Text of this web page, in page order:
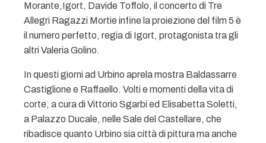
Morante,Igort, Davide Toffolo, il concerto di Tre
Allegri Ragazzi Mortie infine la proiezione del film 5 è
il numero perfetto, regia di Igort, protagonista tra gli
altri Valeria Golino.
In questi giorni ad Urbino aprela mostra Baldassarre
Castiglione e Raffaello. Volti e momenti della vita di
corte, a cura di Vittorio Sgarbi ed Elisabetta Soletti,
a Palazzo Ducale, nelle Sale del Castellare, che
ribadisce quanto Urbino sia città di pittura ma anche